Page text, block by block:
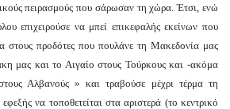
πειρασμούς που σάρωσαν τη χώρα. Έτσι, ενώ
επιχειρούσε να μπεί επικεφαλής εκείνων που
στους προδότες που πουλάνε τη Μακεδονία μας
μας και το Αιγαίο στους Τούρκους και -ακόμα
Αλβανούς » και τραβούσε μέχρι τέρμα τη
να τοποθετείται στα αριστερά (το κεντρικό